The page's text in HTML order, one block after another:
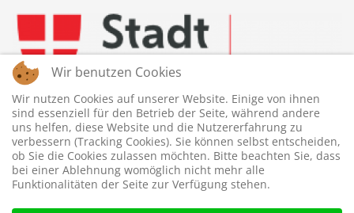
Wir benutzen Cookies
Wir nutzen Cookies auf unserer Website. Einige von ihnen
sind essenziell für den Betrieb der Seite, während andere
uns helfen, diese Website und die Nutzererfahrung zu
verbessern (Tracking Cookies). Sie können selbst entscheiden,
ob Sie die Cookies zulassen möchten. Bitte beachten Sie, dass
bei einer Ablehnung womöglich nicht mehr alle
Funktionalitäten der Seite zur Verfügung stehen.